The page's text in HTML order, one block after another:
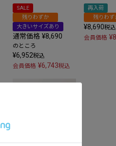
SALE
残りわずか
大きいサイズあり
通常価格 ¥8,690
のところ
¥6,952税込
会員価格 ¥6,743税込
再入荷
残りわ
¥8,690税込
会員価格 ¥